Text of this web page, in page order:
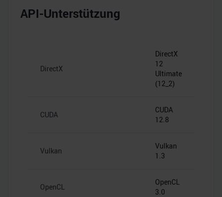
API-Unterstützung
DirectX
DirectX
12
Ultimate
(12_2)
CUDA
CUDA
12.8
Vulkan
Vulkan
1.3
OpenCL
OpenCL
3.0